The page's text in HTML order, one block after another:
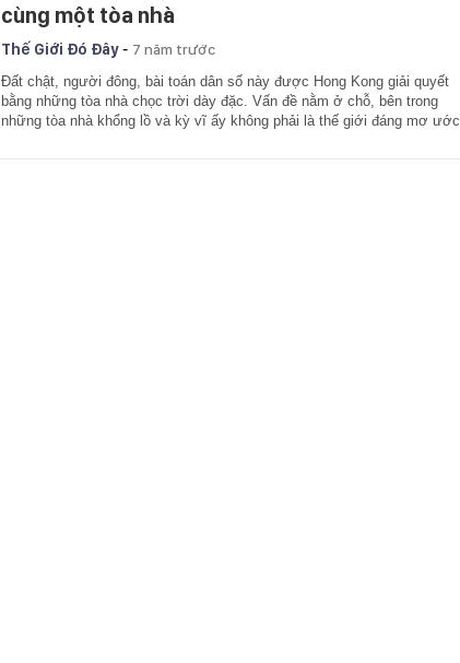
cùng một tòa nhà
Thế Giới Đó Đây- 7 năm trước
Đất chật, người đông, bài toán dân số này được Hong Kong giải quyết
bằng những tòa nhà chọc trời dày đặc. Vấn đề nằm ở chỗ, bên trong
những tòa nhà khổng lồ và kỳ vĩ ấy không phải là thế giới đáng mơ ước.